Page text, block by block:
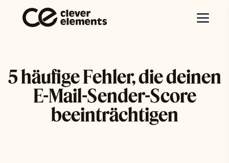
5 häufige Fehler, die deinen
E-Mail-Sender-Score
beeinträchtigen